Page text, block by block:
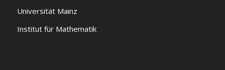
Universität Mainz
Institut für Mathematik